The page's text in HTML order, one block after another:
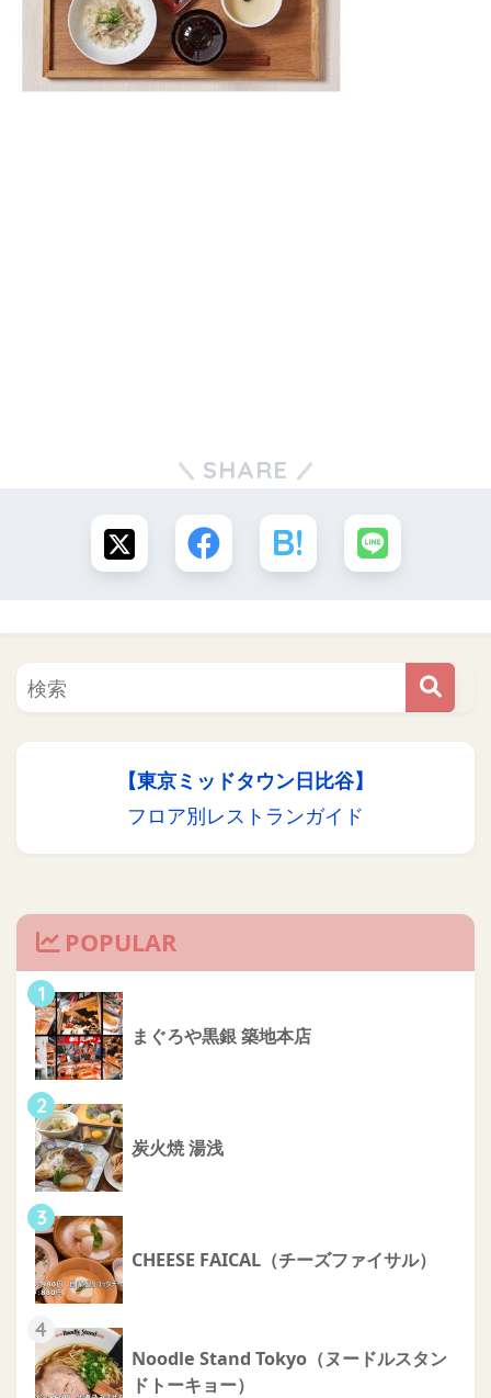
SHARE
【東京ミッドタウン日比谷】
フロア別レストランガイド
POPULAR
1
まぐろや黒銀 築地本店
2
炭火焼 湯浅
3
CHEESE FAICAL（チーズファイサル）
4
Noodle Stand Tokyo（ヌードルスタン
ドトーキョー）